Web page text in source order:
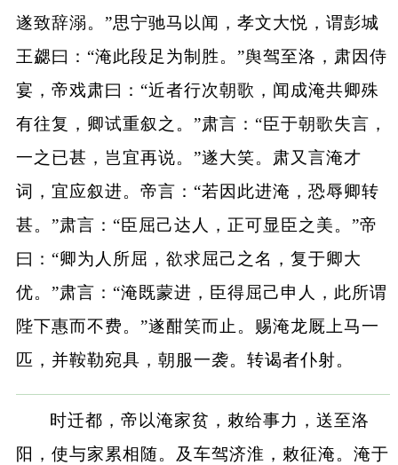
遂致辞溺。”思宁驰马以闻，孝文大悦，谓彭城
王勰曰：“淹此段足为制胜。”舆驾至洛，肃因侍
宴，帝戏肃曰：“近者行次朝歌，闻成淹共卿殊
有往复，卿试重叙之。”肃言：“臣于朝歌失言，
一之已甚，岂宜再说。”遂大笑。肃又言淹才
词，宜应叙进。帝言：“若因此进淹，恐辱卿转
甚。”肃言：“臣屈己达人，正可显臣之美。”帝
曰：“卿为人所屈，欲求屈己之名，复于卿大
优。”肃言：“淹既蒙进，臣得屈己申人，此所谓
陛下惠而不费。”遂酣笑而止。赐淹龙厩上马一
匹，并鞍勒宛具，朝服一袭。转谒者仆射。
时迁都，帝以淹家贫，敕给事力，送至洛
阳，使与家累相随。及车驾济淮，敕征淹。淹于